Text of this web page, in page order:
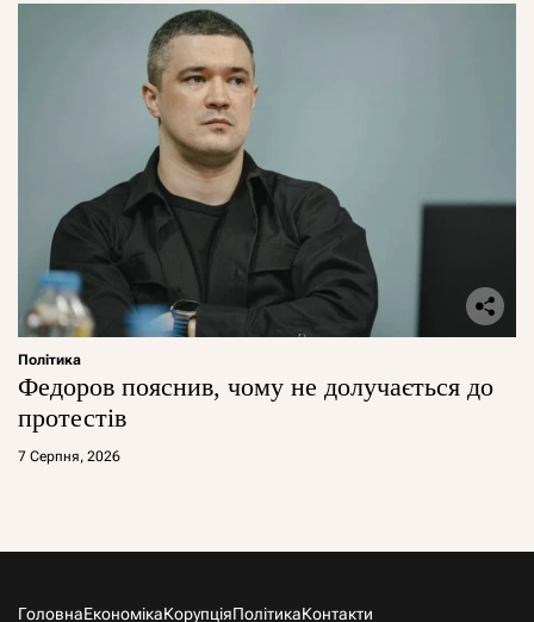
Політика
Федоров пояснив, чому не долучається до
протестів
7 Серпня, 2026
ГоловнаЕкономікаКорупціяПолітикаКонтакти